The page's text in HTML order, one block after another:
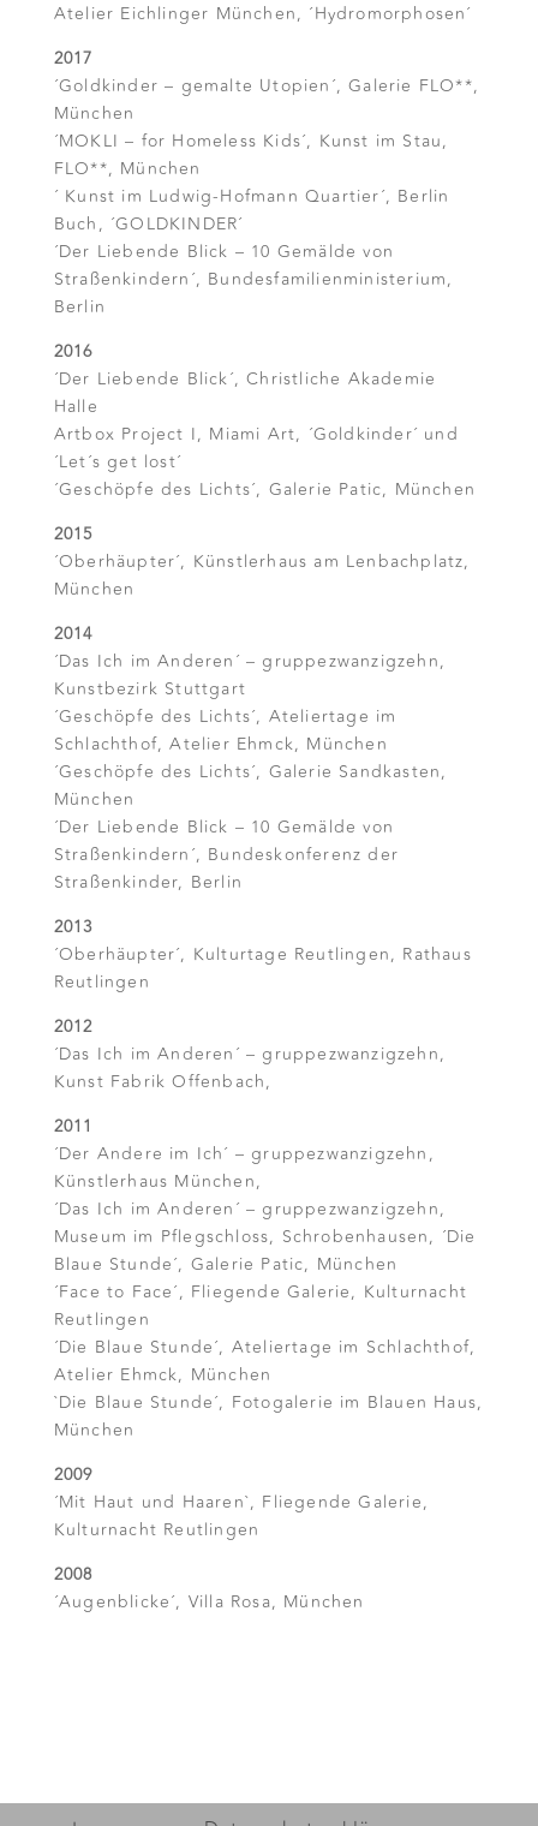
Atelier Eichlinger München, ´Hydromorphosen´
2017
´Goldkinder – gemalte Utopien´, Galerie FLO**,
München
´MOKLI – for Homeless Kids´, Kunst im Stau,
FLO**, München
´ Kunst im Ludwig-Hofmann Quartier´, Berlin
Buch, ´GOLDKINDER´
´Der Liebende Blick – 10 Gemälde von
Straßenkindern´, Bundesfamilienministerium,
Berlin
2016
´Der Liebende Blick´, Christliche Akademie
Halle
Artbox Project I, Miami Art, ´Goldkinder´ und
´Let´s get lost´
´Geschöpfe des Lichts´, Galerie Patic, München
2015
´Oberhäupter´, Künstlerhaus am Lenbachplatz,
München
2014
´Das Ich im Anderen´ – gruppezwanzigzehn,
Kunstbezirk Stuttgart
´Geschöpfe des Lichts´, Ateliertage im
Schlachthof, Atelier Ehmck, München
´Geschöpfe des Lichts´, Galerie Sandkasten,
München
´Der Liebende Blick – 10 Gemälde von
Straßenkindern´, Bundeskonferenz der
Straßenkinder, Berlin
2013
´Oberhäupter´, Kulturtage Reutlingen, Rathaus
Reutlingen
2012
´Das Ich im Anderen´ – gruppezwanzigzehn,
Kunst Fabrik Offenbach,
2011
´Der Andere im Ich´ – gruppezwanzigzehn,
Künstlerhaus München,
´Das Ich im Anderen´ – gruppezwanzigzehn,
Museum im Pflegschloss, Schrobenhausen, ´Die
Blaue Stunde´, Galerie Patic, München
´Face to Face´, Fliegende Galerie, Kulturnacht
Reutlingen
´Die Blaue Stunde´, Ateliertage im Schlachthof,
Atelier Ehmck, München
`Die Blaue Stunde´, Fotogalerie im Blauen Haus,
München
2009
´Mit Haut und Haaren`, Fliegende Galerie,
Kulturnacht Reutlingen
2008
´Augenblicke´, Villa Rosa, München